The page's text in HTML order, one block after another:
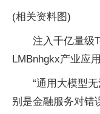
(相关资料图)
注入千亿量级
LMBnhgkx产业应用
“通用大模型
别是金融服务对错